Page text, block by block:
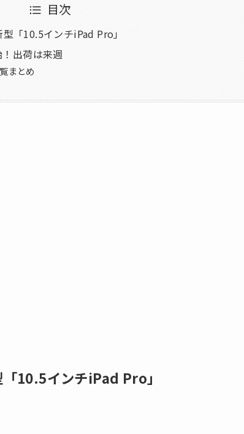
目次
「10.5インチiPad Pro」
出荷は来週
まとめ
10.5インチiPad Pro」